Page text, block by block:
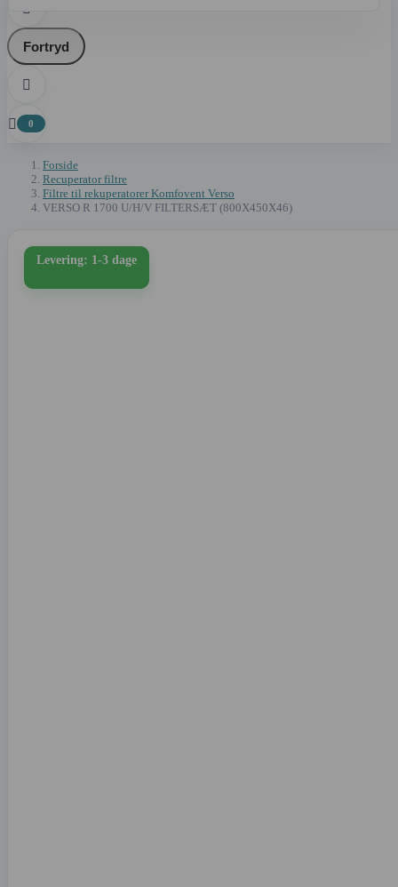

Fortryd

 0
Forside
Recuperator filtre
Filtre til rekuperatorer Komfovent Verso
VERSO R 1700 U/H/V FILTERSÆT (800X450X46)
Levering: 1-3 dage